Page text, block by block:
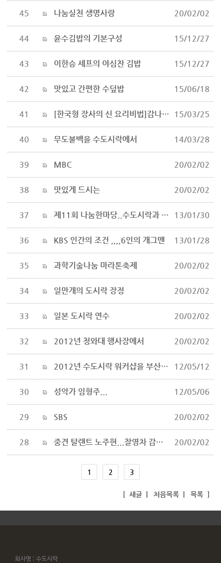
45 나눔실천 생명사랑 20/02/02
44 윤수김밥의 기본구성 15/12/27
43 이한승 세프의 야심찬 김밥 15/12/27
42 맛있고 간편한 수덮밥 15/06/18
41 [한국형 장사의 신 요리비법]감나무집-돼지불고기 15/03/25
40 무도불백을 수도시락에서 14/03/28
39 MBC 20/02/02
38 맛있게 드시는 20/02/02
37 제11회 나눔한마당..수도시락과 함께 13/01/30
36 KBS 인간의 조건 ,,,,6인의 개그맨 13/01/28
35 과학기술나눔 마라톤축제 20/02/02
34 일만개의 도시락 장정 20/02/02
33 일본 도시락 연수 20/02/02
32 2012년 청와대 행사장에서 20/02/02
31 2012년 수도시락 워커샵을 부산송도에서... 12/05/12
30 성악가 임형주... 12/05/06
29 SBS 20/02/02
28 중견 탈랜트 노주현...찰영차 감나무식당에 20/02/02
1 2 3
[ 새글| 처음목록| 목록]
회사명 : 수도시락